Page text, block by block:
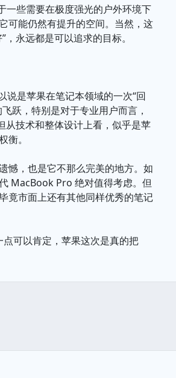
一些需要在极度强光的户外环境下
可能仍然有提升的空间。当然，这
永远都是可以追求的目标。
是苹果在笔记本领域的一次“回
跃，特别是对于专业用户而言，
从技术和整体设计上看，似乎是苹
。
憾，也是它不那么完美的地方。如
MacBook Pro 绝对值得考虑。但
竟市面上还有其他同样优秀的笔记
点可以肯定，苹果这次是真的把